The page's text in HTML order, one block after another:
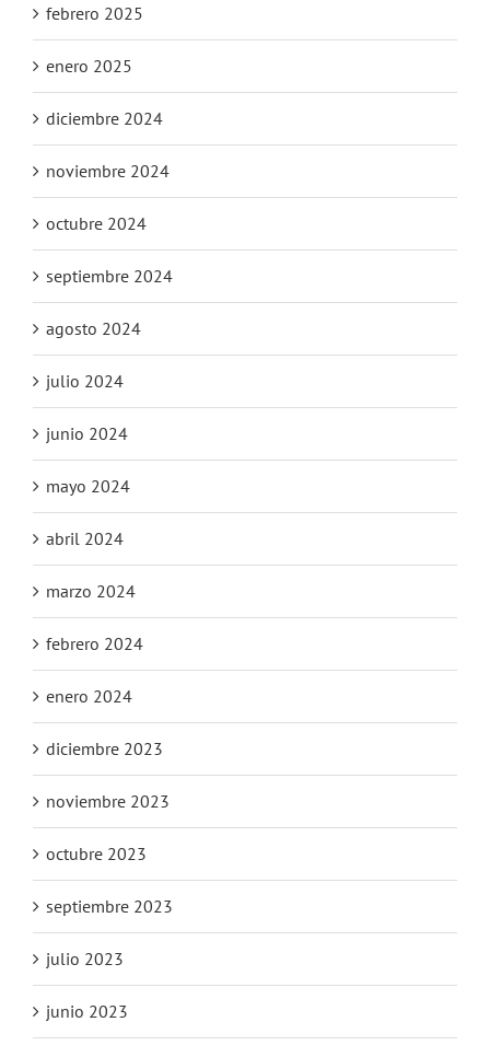
febrero 2025
enero 2025
diciembre 2024
noviembre 2024
octubre 2024
septiembre 2024
agosto 2024
julio 2024
junio 2024
mayo 2024
abril 2024
marzo 2024
febrero 2024
enero 2024
diciembre 2023
noviembre 2023
octubre 2023
septiembre 2023
julio 2023
junio 2023